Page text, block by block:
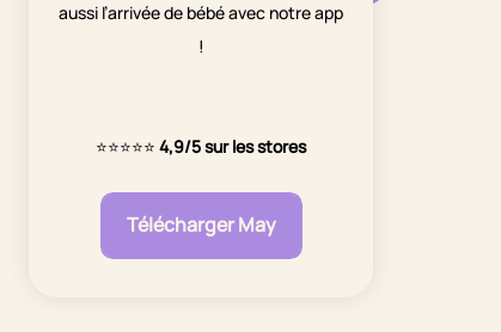
aussi l’arrivée de bébé avec notre app
!
⭐⭐⭐⭐⭐ 4,9/5 sur les stores
Télécharger May